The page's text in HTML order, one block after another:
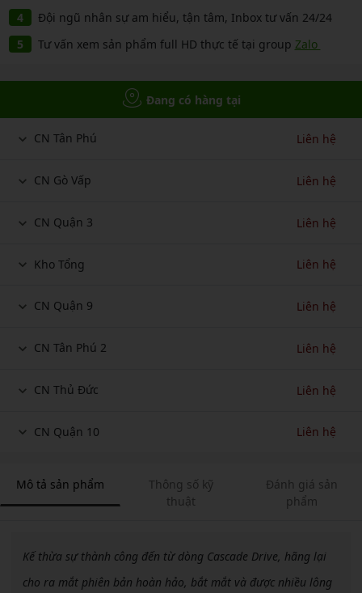
Đội ngũ nhân sự am hiểu, tận tâm, Inbox tư vấn 24/24
Tư vấn xem sản phẩm full HD thực tế tại group Zalo
Đang có hàng tại
CN Tân Phú Liên hệ
CN Gò Vấp Liên hệ
CN Quận 3 Liên hệ
Kho Tổng Liên hệ
CN Quận 9 Liên hệ
CN Tân Phú 2 Liên hệ
CN Thủ Đức Liên hệ
CN Quận 10 Liên hệ
Mô tả sản phẩm
Thông số kỹ
thuật
Đánh giá sản
phẩm
Kế thừa sự thành công đến từ dòng Cascade Drive, hãng lại
cho ra mắt phiên bản hoàn hảo, bắt mắt và được nhiều lông